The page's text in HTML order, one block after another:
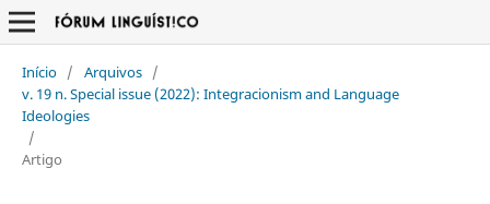
Início / Arquivos /
v. 19 n. Special issue (2022): Integracionism and Language
Ideologies
/
Artigo